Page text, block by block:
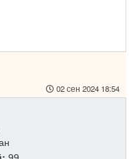
02 сен 2024 18:54